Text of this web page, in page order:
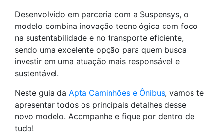
Desenvolvido em parceria com a Suspensys, o
modelo combina inovação tecnológica com foco
na sustentabilidade e no transporte eficiente,
sendo uma excelente opção para quem busca
investir em uma atuação mais responsável e
sustentável.
Neste guia da Apta Caminhões e Ônibus, vamos te
apresentar todos os principais detalhes desse
novo modelo. Acompanhe e fique por dentro de
tudo!